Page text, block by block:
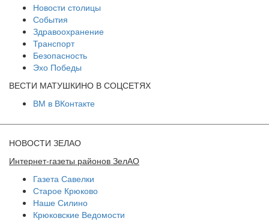
Новости столицы
События
Здравоохранение
Транспорт
Безопасность
Эхо Победы
ВЕСТИ МАТУШКИНО В СОЦСЕТЯХ
ВМ в ВКонтакте
НОВОСТИ ЗЕЛАО
Интернет-газеты районов ЗелАО
Газета Савелки
Старое Крюково
Наше Силино
Крюковские Ведомости